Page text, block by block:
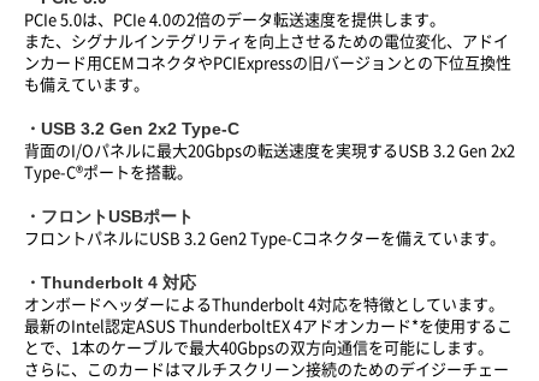
PCIe 5.0は、PCIe 4.0の2倍のデータ転送速度を提供します。
また、シグナルインテグリティを向上させるための電位変化、アドイ
ンカード用CEMコネクタやPCIExpressの旧バージョンとの下位互換性
も備えています。
・USB 3.2 Gen 2x2 Type-C
背面のI/Oパネルに最大20Gbpsの転送速度を実現するUSB 3.2 Gen 2x2
Type-C®ポートを搭載。
・フロントUSBポート
フロントパネルにUSB 3.2 Gen2 Type-Cコネクターを備えています。
・Thunderbolt 4 対応
オンボードヘッダーによるThunderbolt 4対応を特徴としています。
最新のIntel認定ASUS ThunderboltEX 4アドオンカード*を使用するこ
とで、1本のケーブルで最大40Gbpsの双方向通信を可能にします。
さらに、このカードはマルチスクリーン接続のためのデイジーチェー